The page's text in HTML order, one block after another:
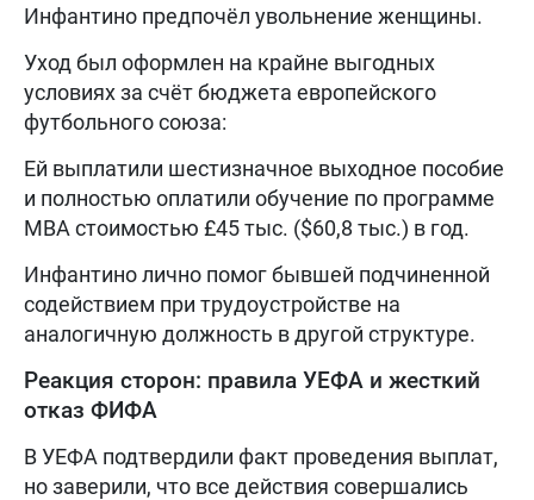
Инфантино предпочёл увольнение женщины.
Уход был оформлен на крайне выгодных
условиях за счёт бюджета европейского
футбольного союза:
Ей выплатили шестизначное выходное пособие
и полностью оплатили обучение по программе
MBA стоимостью £45 тыс. ($60,8 тыс.) в год.
Инфантино лично помог бывшей подчиненной
содействием при трудоустройстве на
аналогичную должность в другой структуре.
Реакция сторон: правила УЕФА и жесткий
отказ ФИФА
В УЕФА подтвердили факт проведения выплат,
но заверили, что все действия совершались